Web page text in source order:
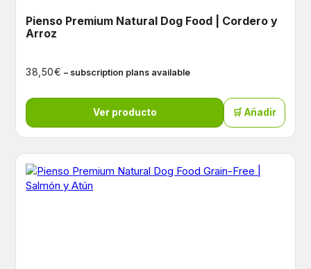
Pienso Premium Natural Dog Food | Cordero y
Arroz
38,50€ – subscription plans available
Ver producto 🛒 Añadir